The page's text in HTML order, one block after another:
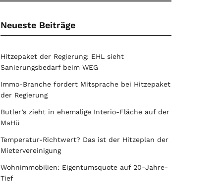
Neueste Beiträge
Hitzepaket der Regierung: EHL sieht
Sanierungsbedarf beim WEG
Immo-Branche fordert Mitsprache bei Hitzepaket
der Regierung
Butler’s zieht in ehemalige Interio-Fläche auf der
MaHü
Temperatur-Richtwert? Das ist der Hitzeplan der
Mietervereinigung
Wohnimmobilien: Eigentumsquote auf 20-Jahre-
Tief